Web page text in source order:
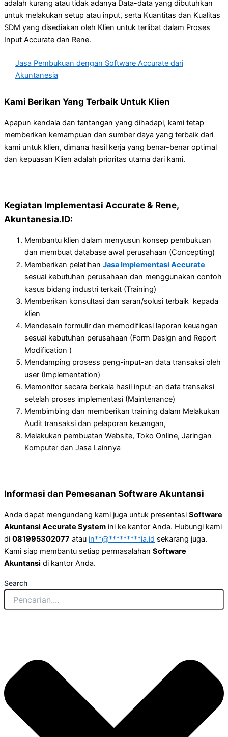
adalah kurang atau tidak adanya Data-data yang dibutuhkan
untuk melakukan setup atau input, serta Kuantitas dan Kualitas
SDM yang disediakan oleh Klien untuk terlibat dalam Proses
Input Accurate dan Rene.
Jasa Pembukuan dengan Software Accurate dari
Akuntanesia
Kami Berikan Yang Terbaik Untuk Klien
Apapun kendala dan tantangan yang dihadapi, kami tetap
memberikan kemampuan dan sumber daya yang terbaik dari
kami untuk klien, dimana hasil kerja yang benar-benar optimal
dan kepuasan Klien adalah prioritas utama dari kami.
Kegiatan Implementasi Accurate & Rene,
Akuntanesia.ID:
Membantu klien dalam menyusun konsep pembukuan
dan membuat database awal perusahaan (Concepting)
Memberikan pelatihan Jasa Implementasi Accurate
sesuai kebutuhan perusahaan dan menggunakan contoh
kasus bidang industri terkait (Training)
Memberikan konsultasi dan saran/solusi terbaik kepada
klien
Mendesain formulir dan memodifikasi laporan keuangan
sesuai kebutuhan perusahaan (Form Design and Report
Modification )
Mendamping prosess peng-input-an data transaksi oleh
user (Implementation)
Memonitor secara berkala hasil input-an data transaksi
setelah proses implementasi (Maintenance)
Membimbing dan memberikan training dalam Melakukan
Audit transaksi dan pelaporan keuangan,
Melakukan pembuatan Website, Toko Online, Jaringan
Komputer dan Jasa Lainnya
Informasi dan Pemesanan Software Akuntansi
Anda dapat mengundang kami juga untuk presentasi Software
Akuntansi Accurate System ini ke kantor Anda. Hubungi kami
di 081995302077 atau in**@*********ia.id sekarang juga.
Kami siap membantu setiap permasalahan Software
Akuntansi di kantor Anda.
Search